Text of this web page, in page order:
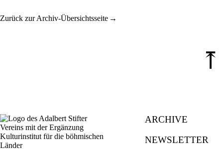
Zurück zur Archiv-Übersichtsseite
⤒
ARCHIVE
NEWSLETTER